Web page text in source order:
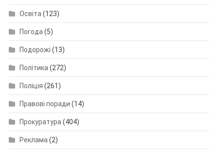
Освіта (123)
Погода (5)
Подорожі (13)
Політика (272)
Поліція (261)
Правові поради (14)
Прокуратура (404)
Реклама (2)